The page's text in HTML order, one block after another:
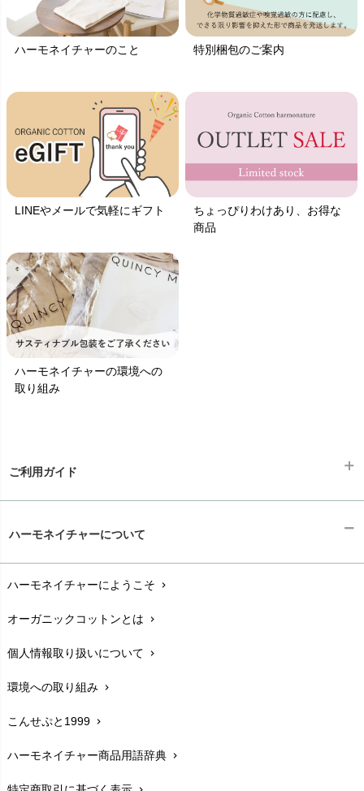
ハーモネイチャーのこと 特別梱包のご案内
LINEやメールで気軽にギフト
ちょっぴりわけあり、お得な
商品
ハーモネイチャーの環境への
取り組み
ご利用ガイド
配送と送料chevron_right
在庫状況と発送予定chevron_right
サイズ・寸法chevron_right
生地・素材chevron_right
お手入れについて
レビューを書こうchevron_right
ハーモネイチャーについて
ハーモネイチャーにようこそ chevron_right
オーガニックコットンとは chevron_right
個人情報取り扱いについて chevron_right
環境への取り組み chevron_right
こんせぷと1999 chevron_right
ハーモネイチャー商品用語辞典 chevron_right